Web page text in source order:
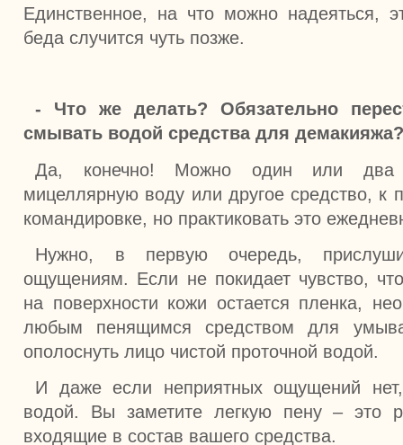
Единственное, на что можно надеяться,
беда случится чуть позже.
- Что же делать? Обязательно
смывать водой средства для демакияжа?
Да, конечно! Можно один или
мицеллярную воду или другое средство, к
командировке, но практиковать это
Нужно, в первую очередь,
ощущениям. Если не покидает чувство,
на поверхности кожи остается пленка,
любым пенящимся средством для
ополоснуть лицо чистой проточной водой.
И даже если неприятных ощущений
водой. Вы заметите легкую пену – это
входящие в состав вашего средства.